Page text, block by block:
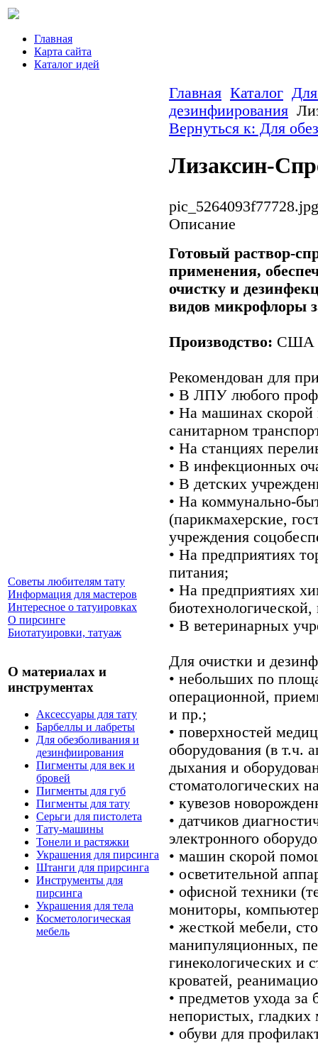
Главная
Карта сайта
Каталог идей
Советы любителям тату
Информация для мастеров
Интересное о татуировках
О пирсинге
Биотатуировки, татуаж
О материалах и
инструментах
Аксессуары для тату
Барбеллы и лабреты
Для обезболивания и
дезинфиирования
Пигменты для век и
бровей
Пигменты для губ
Пигменты для тату
Серьги для пистолета
Тату-машины
Тонели и растяжки
Украшения для пирсинга
Штанги для прирсинга
Инструменты для
пирсинга
Украшения для тела
Косметологическая
мебель
Главная Каталог
дезинфиирования
Вернуться к: Для
Лизаксин-
pic_5264093f77728.jpg
Описание
Готовый раствор-
применения,
очистку и
видов микрофлоры
Производство: США
Рекомендован для
• В ЛПУ любого
• На машинах
санитарном
• На станциях
• В инфекционных
• В детских
• На коммунально-
(парикмахерские,
учреждения
• На предприятиях
питания;
• На предприятиях
• В ветеринарных
Для очистки и
• небольших по
операционной,
и пр.;
• поверхностей
оборудования (в т.ч.
дыхания и
стоматологических
• кувезов
• датчиков
электронного
• машин скорой
• осветительной
• офисной техники
мониторы,
• жесткой мебели,
манипуляционных,
гинекологических и
кроватей,
• предметов ухода
непористых, гладких
• обуви для